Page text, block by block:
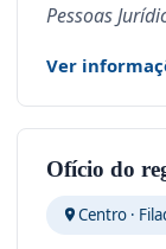
Pessoas
Ver
Ofício do
Centro ·